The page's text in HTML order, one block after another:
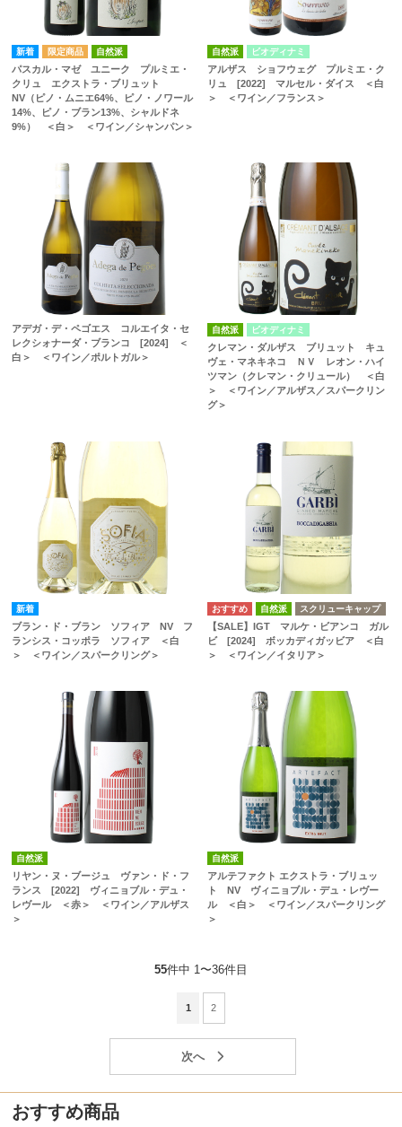
自然派
パスカル・マゼ ユニーク プルミエ・
クリュ エクストラ・ブリュット
NV（ピノ・ムニエ64%、ピノ・ノワール
14%、ピノ・ブラン13%、シャルドネ
9%） ＜白＞ ＜ワイン／シャンパン＞
自然派 ビオディナミ
アルザス ショフウェグ プルミエ・ク
リュ [2022] マルセル・ダイス ＜白
＞ ＜ワイン／フランス＞
アデガ・デ・ペゴエス コルエイタ・セ
レクシォナーダ・ブランコ [2024] ＜
白＞ ＜ワイン／ポルトガル＞
自然派 ビオディナミ
クレマン・ダルザス ブリュット キュ
ヴェ・マネキネコ ＮＶ レオン・ハイ
ツマン（クレマン・クリュール） ＜白
＞ ＜ワイン／アルザス／スパークリン
グ＞
ブラン・ド・ブラン ソフィア NV フ
ランシス・コッポラ ソフィア ＜白
＞ ＜ワイン／スパークリング＞
自然派 スクリューキャップ
【SALE】IGT マルケ・ビアンコ ガル
ビ [2024] ボッカディガッビア ＜白
＞ ＜ワイン／イタリア＞
自然派
リヤン・ヌ・ブージュ ヴァン・ド・フ
ランス [2022] ヴィニョブル・デュ・
レヴール ＜赤＞ ＜ワイン／アルザス
＞
自然派
アルテファクト エクストラ・ブリュッ
ト NV ヴィニョブル・デュ・レヴー
ル ＜白＞ ＜ワイン／スパークリング
＞
55件中 1〜36件目
1 2
おすすめ商品